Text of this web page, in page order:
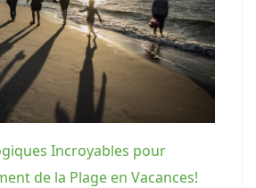
Incroyables pour
de la Plage en Vacances!